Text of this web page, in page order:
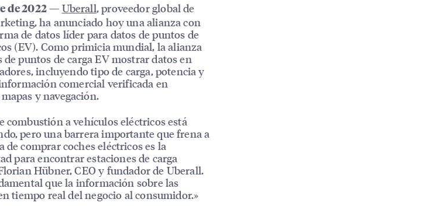
de 2022 — Uberall, proveedor global de
ha anunciado hoy una alianza con
de datos líder para datos de puntos de
(EV). Como primicia mundial, la alianza
puntos de carga EV mostrar datos en
incluyendo tipo de carga, potencia y
comercial verificada en
y navegación.
combustión a vehículos eléctricos está
pero una barrera importante que frena a
de comprar coches eléctricos es la
para encontrar estaciones de carga
Hübner, CEO y fundador de Uberall.
que la información sobre las
tiempo real del negocio al consumidor.»